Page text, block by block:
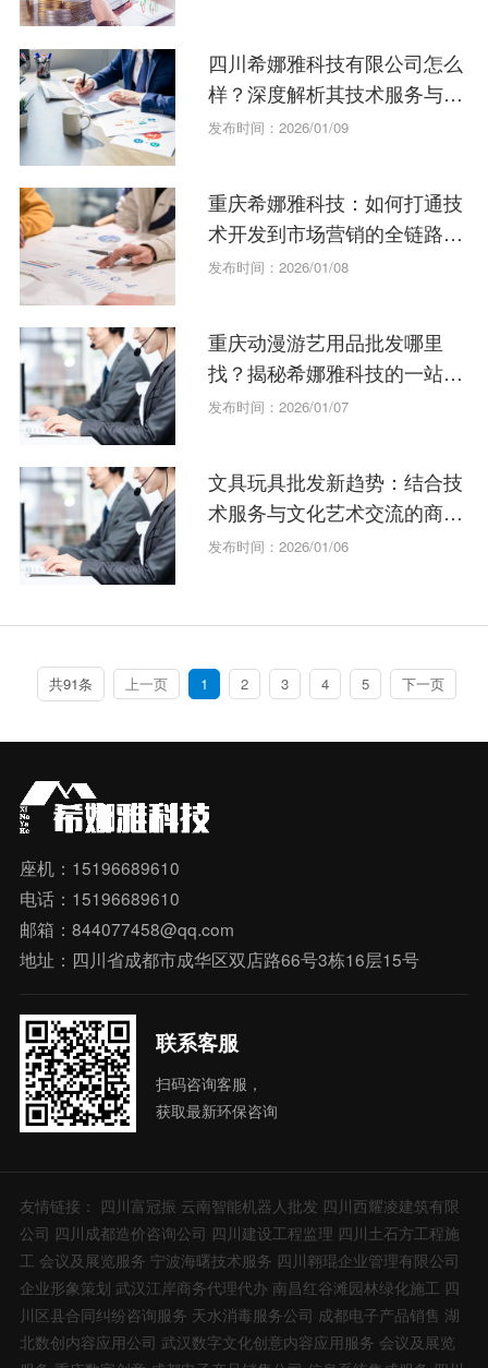
四川希娜雅科技有限公司怎么
样？深度解析其技术服务与文
化融合优势
发布时间：2026/01/09
重庆希娜雅科技：如何打通技
术开发到市场营销的全链路服
务
发布时间：2026/01/08
重庆动漫游艺用品批发哪里
找？揭秘希娜雅科技的一站式
采购攻略
发布时间：2026/01/07
文具玩具批发新趋势：结合技
术服务与文化艺术交流的商业
新模式
发布时间：2026/01/06
共91条 上一页 1 2 3 4 5 下一页
座机：15196689610
电话：15196689610
邮箱：844077458@qq.com
地址：四川省成都市成华区双店路66号3栋16层15号
联系客服
扫码咨询客服，
获取最新环保咨询
友情链接： 四川富冠振 云南智能机器人批发 四川西耀凌建筑有限
公司 四川成都造价咨询公司 四川建设工程监理 四川土石方工程施
工 会议及展览服务 宁波海曙技术服务 四川翱琨企业管理有限公司
企业形象策划 武汉江岸商务代理代办 南昌红谷滩园林绿化施工 四
川区县合同纠纷咨询服务 天水消毒服务公司 成都电子产品销售 湖
北数创内容应用公司 武汉数字文化创意内容应用服务 会议及展览